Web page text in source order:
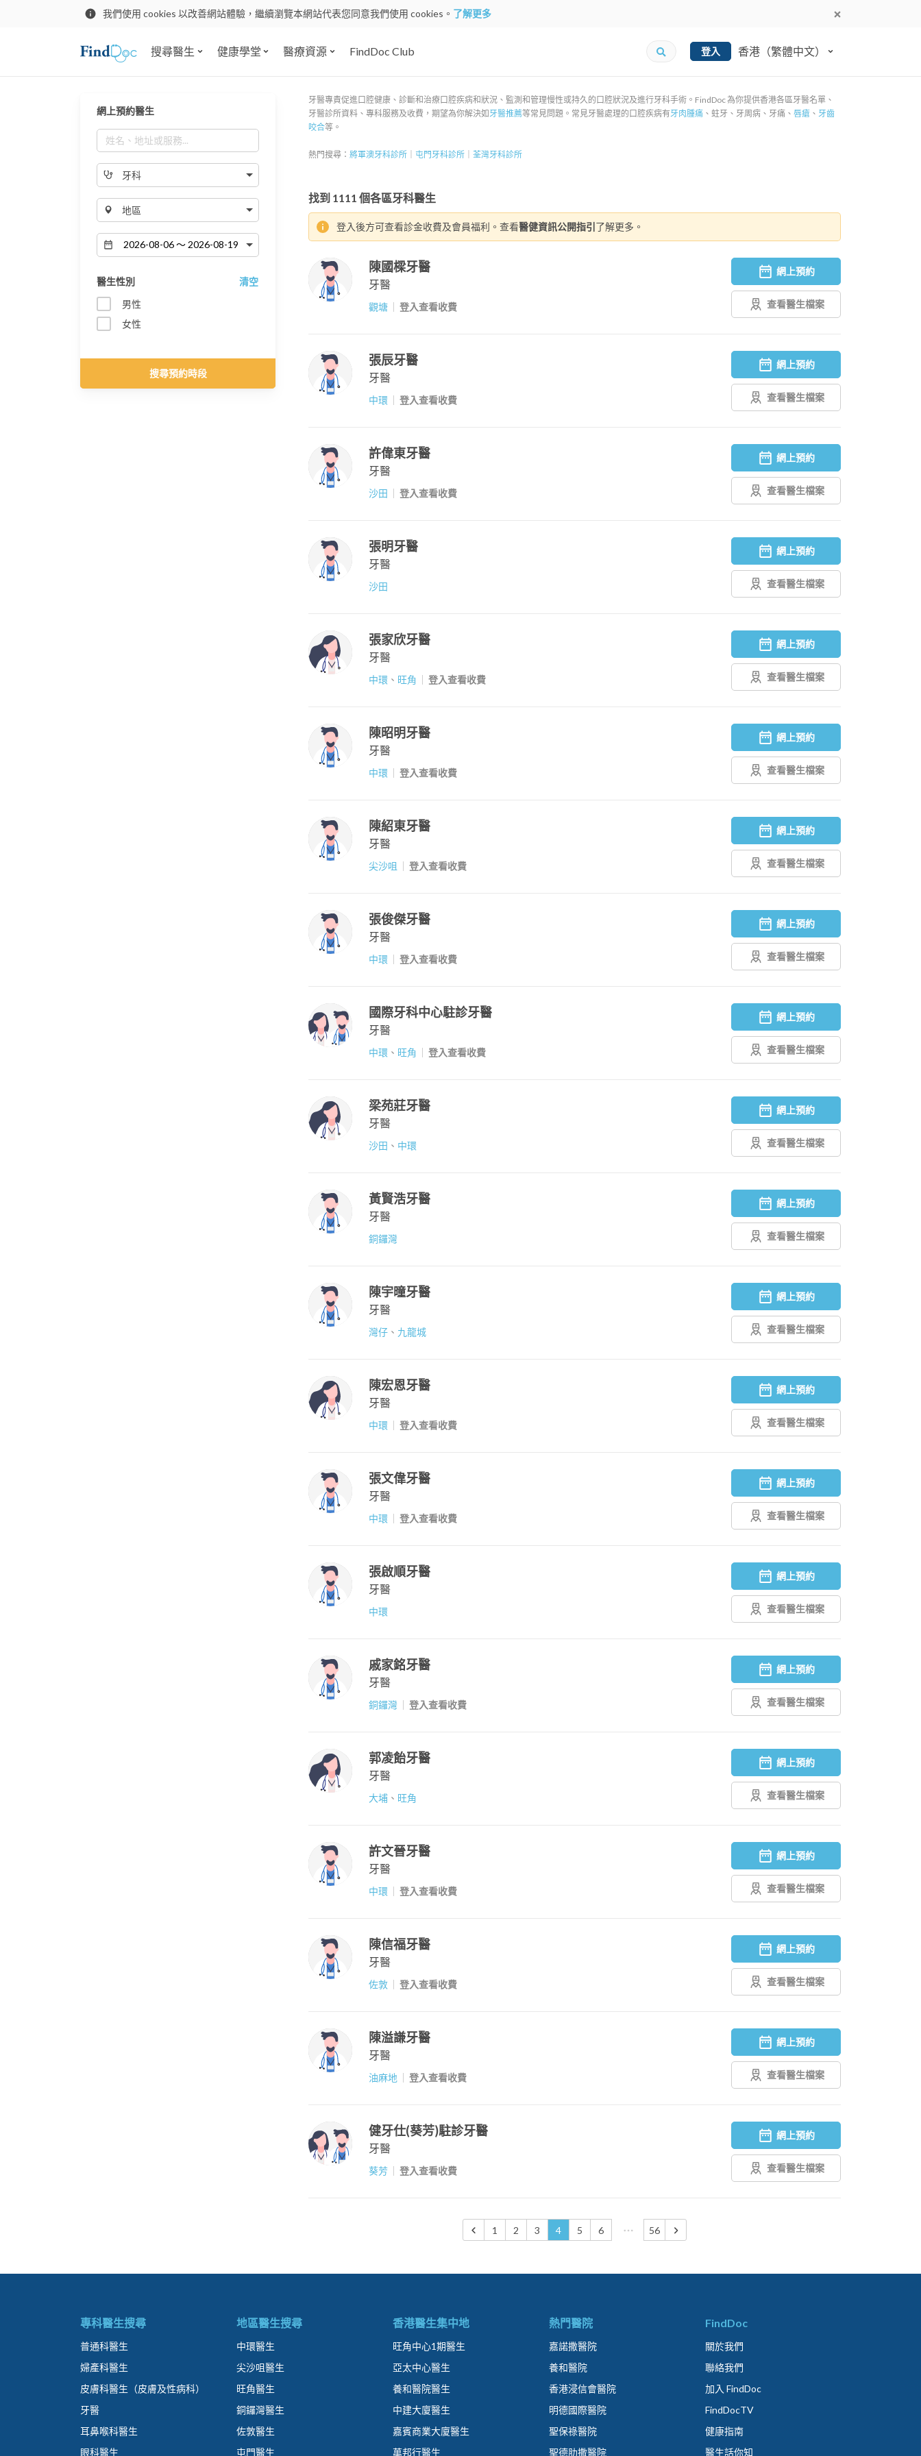
我們使用 cookies 以改善網站體驗，繼續瀏覽本網站代表您同意我們使用 cookies。 了解更多
搜尋醫生 健康學堂 醫療資源 FindDoc Club 登入 香港（繁體中文）
網上預約醫生
牙科
地區
醫生性別
清空
男性
女性
搜尋預約時段
牙醫專責促進口腔健康、診斷和治療口腔疾病和狀況、監測和管理慢性或持久的口腔狀況及進行牙科手術。FindDoc 為你提供香港各區牙醫名單、
牙醫診所資料、專科服務及收費，期望為你解決如 牙醫推薦等常見問題。常見牙醫處理的口腔疾病有牙肉腫痛 、蛀牙、牙周病、牙痛、 唇瘡 、 牙齒
咬合等。
熱門搜尋： 將軍澳牙科診所 屯門牙科診所 荃灣牙科診所
找到 1111 個各區牙科醫生
登入後方可查看診金收費及會員福利。查看醫健資訊公開指引 了解更多。
陳國樑牙醫
牙醫
觀塘 登入查看收費
網上預約
查看醫生檔案
張辰牙醫
牙醫
中環 登入查看收費
網上預約
查看醫生檔案
許偉東牙醫
牙醫
沙田 登入查看收費
網上預約
查看醫生檔案
張明牙醫
牙醫
沙田
網上預約
查看醫生檔案
張家欣牙醫
牙醫
中環 、 旺角 登入查看收費
網上預約
查看醫生檔案
陳昭明牙醫
牙醫
中環 登入查看收費
網上預約
查看醫生檔案
陳紹東牙醫
牙醫
尖沙咀 登入查看收費
網上預約
查看醫生檔案
張俊傑牙醫
牙醫
中環 登入查看收費
網上預約
查看醫生檔案
國際牙科中心駐診牙醫
牙醫
中環 、 旺角 登入查看收費
網上預約
查看醫生檔案
梁苑莊牙醫
牙醫
沙田 、 中環
網上預約
查看醫生檔案
黃賢浩牙醫
牙醫
銅鑼灣
網上預約
查看醫生檔案
陳宇曈牙醫
牙醫
灣仔 、 九龍城
網上預約
查看醫生檔案
陳宏恩​牙醫
牙醫
中環 登入查看收費
網上預約
查看醫生檔案
張文偉牙醫
牙醫
中環 登入查看收費
網上預約
查看醫生檔案
張啟順牙醫
牙醫
中環
網上預約
查看醫生檔案
戚家銘牙醫
牙醫
銅鑼灣 登入查看收費
網上預約
查看醫生檔案
郭凌飴牙醫
牙醫
大埔 、 旺角
網上預約
查看醫生檔案
許文晉牙醫
牙醫
中環 登入查看收費
網上預約
查看醫生檔案
陳信福牙醫
牙醫
佐敦 登入查看收費
網上預約
查看醫生檔案
陳溢謙牙醫
牙醫
油麻地 登入查看收費
網上預約
查看醫生檔案
健牙仕(葵芳)駐診牙醫
牙醫
葵芳 登入查看收費
網上預約
查看醫生檔案
1 2 3 4 5 6 56
專科醫生搜尋
普通科醫生
婦產科醫生
皮膚科醫生（皮膚及性病科）
牙醫
耳鼻喉科醫生
眼科醫生
地區醫生搜尋
中環醫生
尖沙咀醫生
旺角醫生
銅鑼灣醫生
佐敦醫生
屯門醫生
香港醫生集中地
旺角中心1期醫生
亞太中心醫生
養和醫院醫生
中建大廈醫生
嘉賓商業大廈醫生
萬邦行醫生
熱門醫院
嘉諾撒醫院
養和醫院
香港浸信會醫院
明德國際醫院
聖保祿醫院
聖德肋撒醫院
FindDoc
關於我們
聯絡我們
加入 FindDoc
FindDocTV
健康指南
醫生話你知